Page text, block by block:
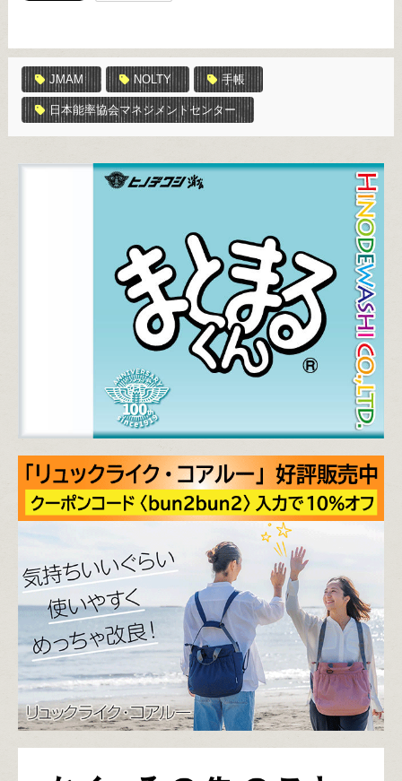
JMAM NOLTY 手帳
日本能率協会マネジメントセンター